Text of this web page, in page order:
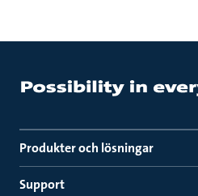
Produkter och lösningar
Support